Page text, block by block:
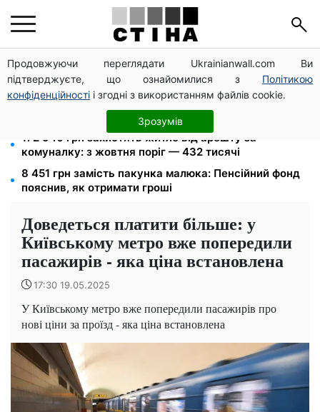
Продовжуючи переглядати Ukrainianwall.com Ви
підтверджуєте, що ознайомилися з Політикою
конфіденційності і згодні з використанням файлів cookie.
Зрозумів
Пенсія по інвалідності III групи з вересня: від 2595
до 10 625 грн — хто скільки отримає
10 заявок — і МСЦ МВС приїде у громаду: обмін
прав, реєстрація авто та міжнародне посвідчення
172 940 грн захистять житло від арешту за
комуналку: з жовтня поріг — 432 тисячі
8 451 грн замість пакунка малюка: Пенсійний фонд
пояснив, як отримати гроші
Доведеться платити більше: у
Київському метро вже попередили
пасажирів - яка ціна встановлена
17:30 19.05.2025
У Київському метро вже попередили пасажирів про
нові ціни за проїзд - яка ціна встановлена